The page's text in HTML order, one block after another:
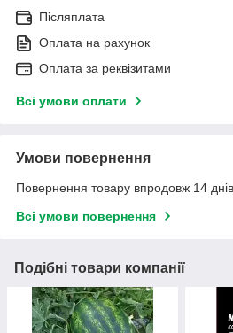
Післяплата
Оплата на рахунок
Оплата за реквізитами
Всі умови оплати
Умови повернення
Повернення товару впродовж 14
Всі умови повернення
Подібні товари компанії